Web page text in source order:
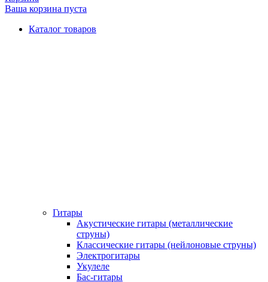
Ваша корзина пуста
Каталог товаров
Гитары
Акустические гитары (металлические
струны)
Классические гитары (нейлоновые струны)
Электрогитары
Укулеле
Бас-гитары